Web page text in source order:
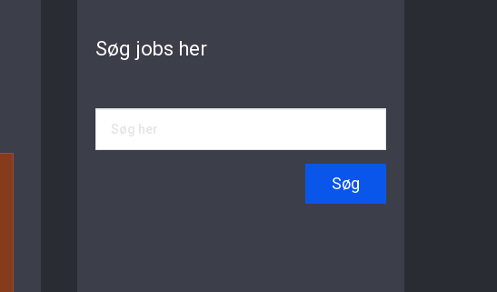
Søg jobs her